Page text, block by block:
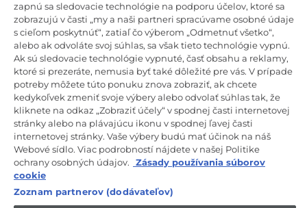
CANDY HOOVER GROUP S.r.I. – Jednoosobová spol. s r.o. –
PRÁVNE SÍDLO SPOLOČNOSTI: Via Comolli, 57 – 20861 Brugherio
(MB) – Taliansko – ADMINISTRATÍVNE SÍDLA: Via Privata Eden
Fumagalli snc – 20861 Brugherio (MB) a Via Trento č. 20/A-22 –
20871 Vimercate (MB) – Taliansko – Tel.: +39.039.2086.1 – Fax:
+39.039.2086.237 – Základné imanie 35 000 000,00 € plne splatené
– Daňové identifikačné číslo a číslo zápisu v obchodnom registri
Miláno-Monza-Brianza-Lodi 04666310158 – DIČ 00786860965 –
Identifikačné číslo obchodnej jednotky: MB-1033934 – Oprávnenie IT
AEOF 211870 – Činnosť spoločnosti riadi a koordinuje spoločnosť
Candy S.p.A.
SK / Slovensko
zapnú sa sledovacie technológie na podporu účelov, ktoré sa
zobrazujú v časti „my a naši partneri spracúvame osobné údaje
s cieľom poskytnúť“, zatiaľ čo výberom „Odmetnuť všetko“,
alebo ak odvoláte svoj súhlas, sa však tieto technológie vypnú.
Ak sú sledovacie technológie vypnuté, časť obsahu a reklamy,
ktoré si prezeráte, nemusia byť také dôležité pre vás. V prípade
potreby môžete túto ponuku znova zobraziť, ak chcete
kedykoľvek zmeniť svoje výbery alebo odvolať súhlas tak, že
kliknete na odkaz „Zobraziť účely“ v spodnej časti internetovej
stránky alebo na plávajúcu ikonu v spodnej ľavej časti
internetovej stránky. Vaše výbery budú mať účinok na náš
Webové sídlo. Viac podrobností nájdete v našej Politike
ochrany osobných údajov.
Zásady používania súborov
cookie
Zoznam partnerov (dodávateľov)